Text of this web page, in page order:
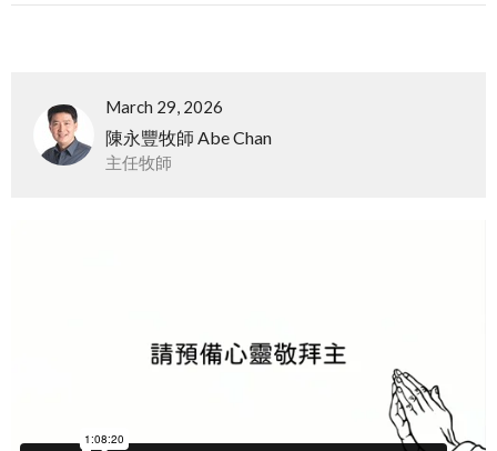
March 29, 2026
陳永豐牧師 Abe Chan
主任牧師